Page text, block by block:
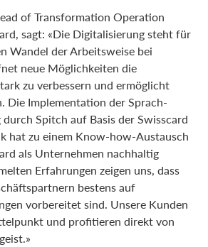
of Transformation Operation
sagt: «Die Digitalisierung steht für
Wandel der Arbeitsweise bei
neue Möglichkeiten die
zu verbessern und ermöglicht
Die Implementation der Sprach-
durch Spitch auf Basis der Swisscard
hat zu einem Know-how-Austausch
als Unternehmen nachhaltig
Erfahrungen zeigen uns, dass
bestens auf
vorbereitet sind. Unsere Kunden
und profitieren direkt von